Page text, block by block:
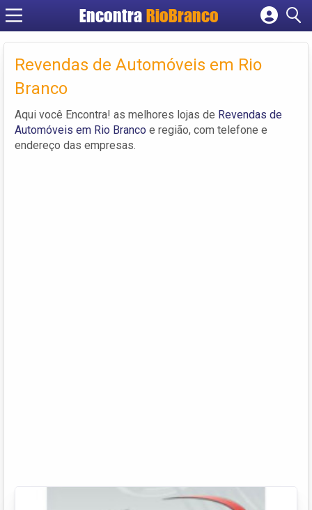
Encontra RioBranco
Cadastrar empresa
Criar conta
Revendas de Automóveis em Rio
Branco
Aqui você Encontra! as melhores lojas de Revendas de
Automóveis em Rio Branco e região, com telefone e
endereço das empresas.